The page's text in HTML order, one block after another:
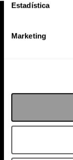
Estadística
Marketing
PODCAST